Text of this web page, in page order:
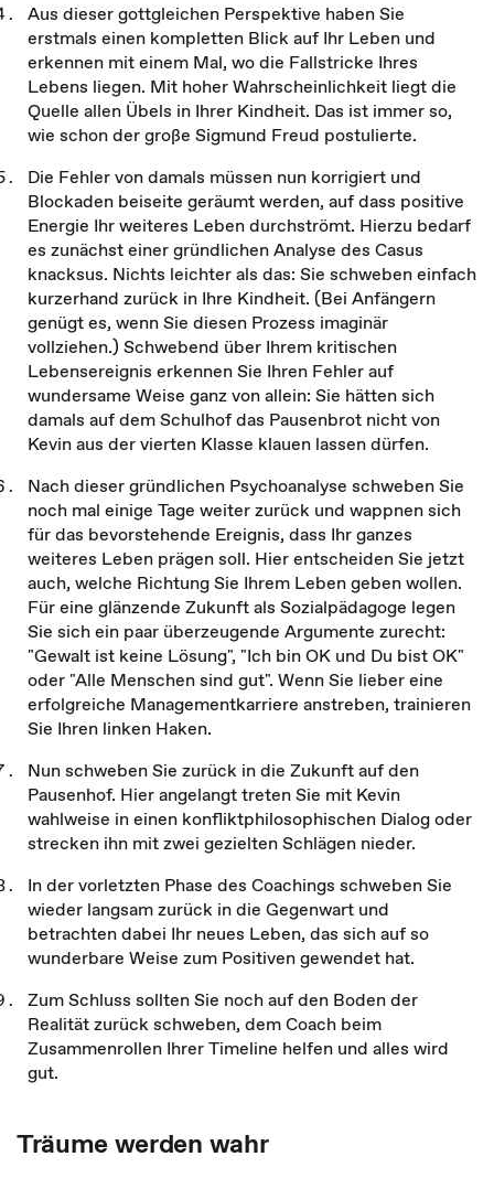
Aus dieser gottgleichen Perspektive haben Sie
erstmals einen kompletten Blick auf Ihr Leben und
erkennen mit einem Mal, wo die Fallstricke Ihres
Lebens liegen. Mit hoher Wahrscheinlichkeit liegt die
Quelle allen Übels in Ihrer Kindheit. Das ist immer so,
wie schon der große Sigmund Freud postulierte.
Die Fehler von damals müssen nun korrigiert und
Blockaden beiseite geräumt werden, auf dass positive
Energie Ihr weiteres Leben durchströmt. Hierzu bedarf
es zunächst einer gründlichen Analyse des Casus
knacksus. Nichts leichter als das: Sie schweben einfach
kurzerhand zurück in Ihre Kindheit. (Bei Anfängern
genügt es, wenn Sie diesen Prozess imaginär
vollziehen.) Schwebend über Ihrem kritischen
Lebensereignis erkennen Sie Ihren Fehler auf
wundersame Weise ganz von allein: Sie hätten sich
damals auf dem Schulhof das Pausenbrot nicht von
Kevin aus der vierten Klasse klauen lassen dürfen.
Nach dieser gründlichen Psychoanalyse schweben Sie
noch mal einige Tage weiter zurück und wappnen sich
für das bevorstehende Ereignis, dass Ihr ganzes
weiteres Leben prägen soll. Hier entscheiden Sie jetzt
auch, welche Richtung Sie Ihrem Leben geben wollen.
Für eine glänzende Zukunft als Sozialpädagoge legen
Sie sich ein paar überzeugende Argumente zurecht:
"Gewalt ist keine Lösung", "Ich bin OK und Du bist OK"
oder "Alle Menschen sind gut". Wenn Sie lieber eine
erfolgreiche Managementkarriere anstreben, trainieren
Sie Ihren linken Haken.
Nun schweben Sie zurück in die Zukunft auf den
Pausenhof. Hier angelangt treten Sie mit Kevin
wahlweise in einen konfliktphilosophischen Dialog oder
strecken ihn mit zwei gezielten Schlägen nieder.
In der vorletzten Phase des Coachings schweben Sie
wieder langsam zurück in die Gegenwart und
betrachten dabei Ihr neues Leben, das sich auf so
wunderbare Weise zum Positiven gewendet hat.
Zum Schluss sollten Sie noch auf den Boden der
Realität zurück schweben, dem Coach beim
Zusammenrollen Ihrer Timeline helfen und alles wird
gut.
Träume werden wahr